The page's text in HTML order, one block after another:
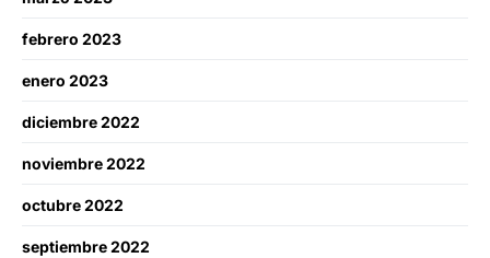
febrero 2023
enero 2023
diciembre 2022
noviembre 2022
octubre 2022
septiembre 2022